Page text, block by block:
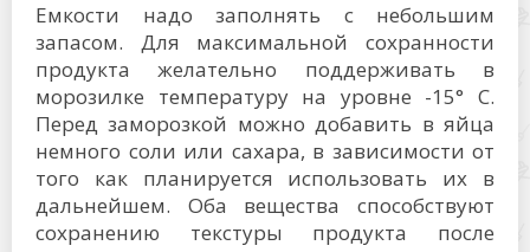
Емкости надо заполнять с небольшим
запасом. Для максимальной сохранности
продукта желательно поддерживать в
морозилке температуру на уровне -15° C.
Перед заморозкой можно добавить в яйца
немного соли или сахара, в зависимости от
того как планируется использовать их в
дальнейшем. Оба вещества способствуют
сохранению текстуры продукта после